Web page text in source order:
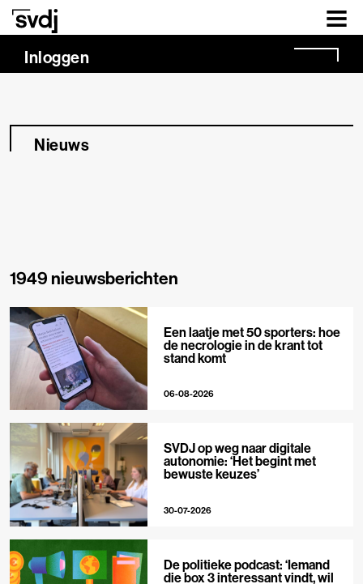
Naar hoofdinhoud
Inloggen
Nieuws
1949 nieuwsberichten
Een laatje met 50 sporters: hoe
de necrologie in de krant tot
stand komt
06-08-2026
SVDJ op weg naar digitale
autonomie: ‘Het begint met
bewuste keuzes’
30-07-2026
De politieke podcast: ‘Iemand
die box 3 interessant vindt, wil